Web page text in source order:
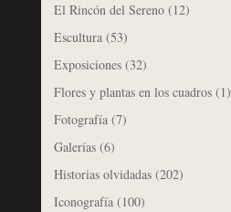
El Rincón del Sereno(12)
Escultura(53)
Exposiciones(32)
Flores y plantas en los cuadros(1)
Fotografía(7)
Galerías(6)
Historias olvidadas(202)
Iconografía(100)